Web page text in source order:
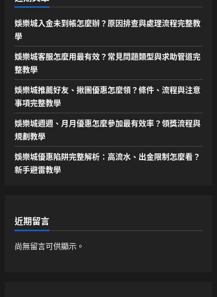
娛樂城入金未到帳怎麼辦？原因排查與處理流程完整教
學
娛樂城客服怎麼用最有效？常見問題類型與求助管道完
整教學
娛樂城推薦好友、揪團優惠怎麼領？條件、流程與注意
事項完整教學
娛樂城週週、月月優惠怎麼參加最有效率？領獎流程與
規劃教學
娛樂城優惠陷阱完整解析：高流水、出金限制怎麼看？
新手避雷教學
近期留言
尚無留言可供顯示。